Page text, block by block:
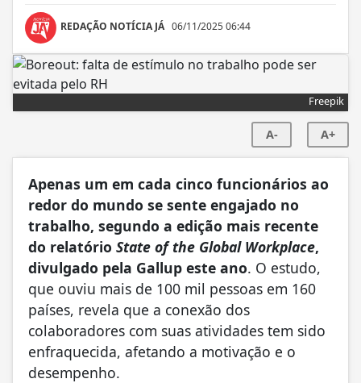
REDAÇÃO NOTÍCIA JÁ 06/11/2025 06:44
Freepik
A- A+
Apenas um em cada cinco funcionários ao
redor do mundo se sente engajado no
trabalho, segundo a edição mais recente
do relatório State of the Global Workplace,
divulgado pela Gallup este ano. O estudo,
que ouviu mais de 100 mil pessoas em 160
países, revela que a conexão dos
colaboradores com suas atividades tem sido
enfraquecida, afetando a motivação e o
desempenho.